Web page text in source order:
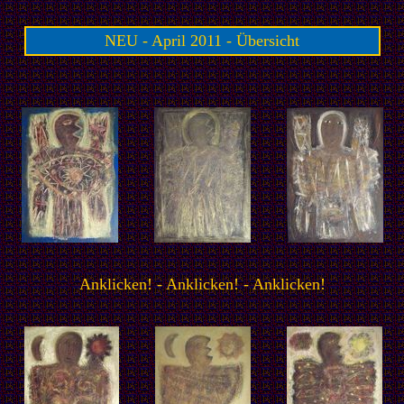
NEU - April 2011 - Übersicht
Anklicken! - Anklicken! - Anklicken!